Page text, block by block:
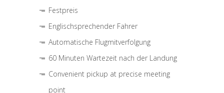
Festpreis
Englischsprechender Fahrer
Automatische Flugmitverfolgung
60 Minuten Wartezeit nach der Landung
Convenient pickup at precise meeting
point